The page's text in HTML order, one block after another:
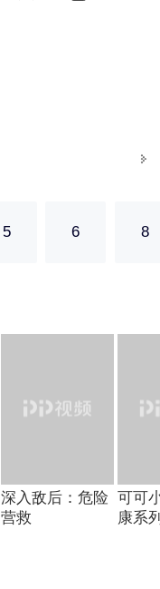
5 6 8
深入敌后：危险
营救
可可
康系